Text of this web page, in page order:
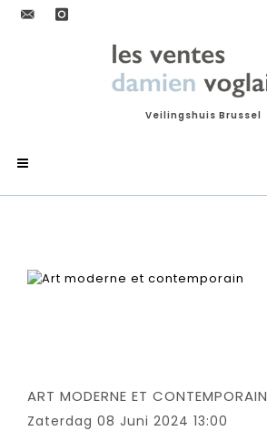
Veilingshuis Brussel
ART MODERNE ET CONTEMPORAIN
Zaterdag 08 Juni 2024 13:00